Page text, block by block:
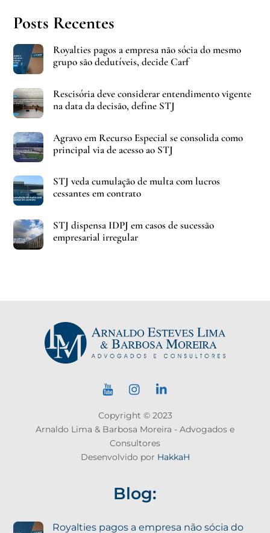
Posts Recentes
Royalties pagos a empresa não sócia do mesmo
grupo são dedutíveis, decide Carf
Rescisória deve considerar entendimento vigente
na data da decisão, define STJ
Agravo em Recurso Especial se consolida como
principal via de acesso ao STJ
STJ veda cumulação de multa com lucros
cessantes em contrato
STJ dispensa IDPJ em casos de sucessão
empresarial irregular
Copyright © 2023
Arnaldo Lima & Barbosa Moreira - Advogados e
Consultores
Desenvolvido por HakkaH
Blog:
Royalties pagos a empresa não sócia do